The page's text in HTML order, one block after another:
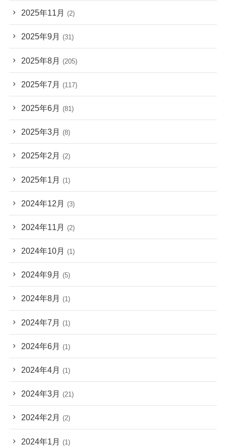
2025年11月 (2)
2025年9月 (31)
2025年8月 (205)
2025年7月 (117)
2025年6月 (81)
2025年3月 (8)
2025年2月 (2)
2025年1月 (1)
2024年12月 (3)
2024年11月 (2)
2024年10月 (1)
2024年9月 (5)
2024年8月 (1)
2024年7月 (1)
2024年6月 (1)
2024年4月 (1)
2024年3月 (21)
2024年2月 (2)
2024年1月 (1)